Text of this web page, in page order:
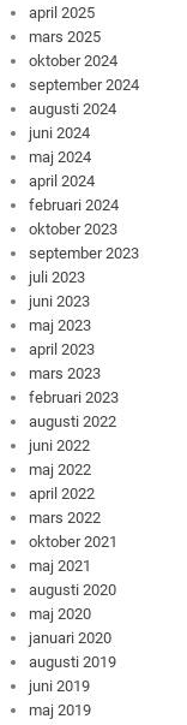
april 2025
mars 2025
oktober 2024
september 2024
augusti 2024
juni 2024
maj 2024
april 2024
februari 2024
oktober 2023
september 2023
juli 2023
juni 2023
maj 2023
april 2023
mars 2023
februari 2023
augusti 2022
juni 2022
maj 2022
april 2022
mars 2022
oktober 2021
maj 2021
augusti 2020
maj 2020
januari 2020
augusti 2019
juni 2019
maj 2019